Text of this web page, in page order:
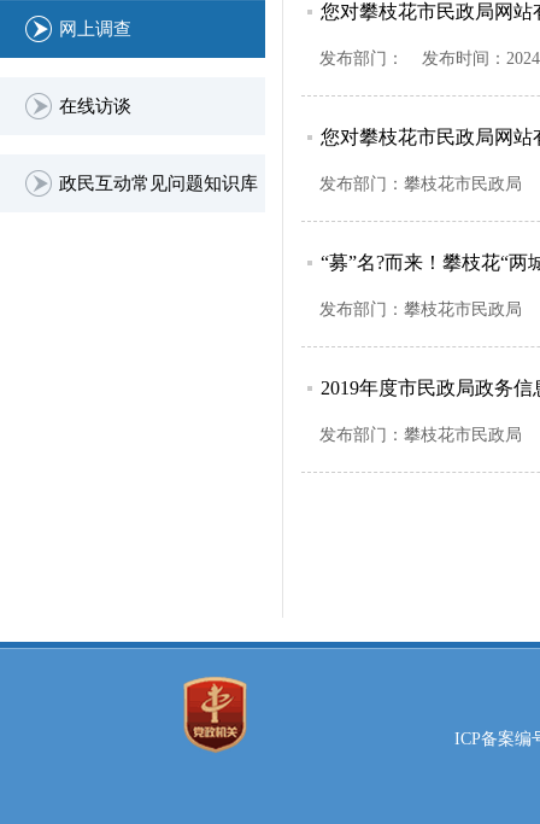
网上调查
在线访谈
政民互动常见问题知识库
您对攀枝花市民政局网站
发布部门： 发布时间：
您对攀枝花市民政局网站
发布部门： 攀枝花市民政局
“募”名?而来！攀枝花“两
发布部门： 攀枝花市民政局
2019年度市民政局政务
发布部门： 攀枝花市民政局
ICP备案编